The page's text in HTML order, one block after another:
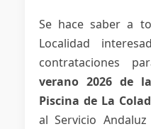
Se hace saber a
Localidad
contrataciones
verano 2026 de
Piscina de La
al Servicio